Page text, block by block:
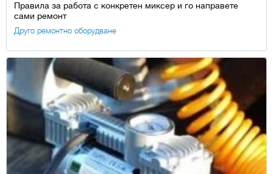
Правила за работа с конкретен миксер и го направете
сами ремонт
Друго ремонтно оборудване